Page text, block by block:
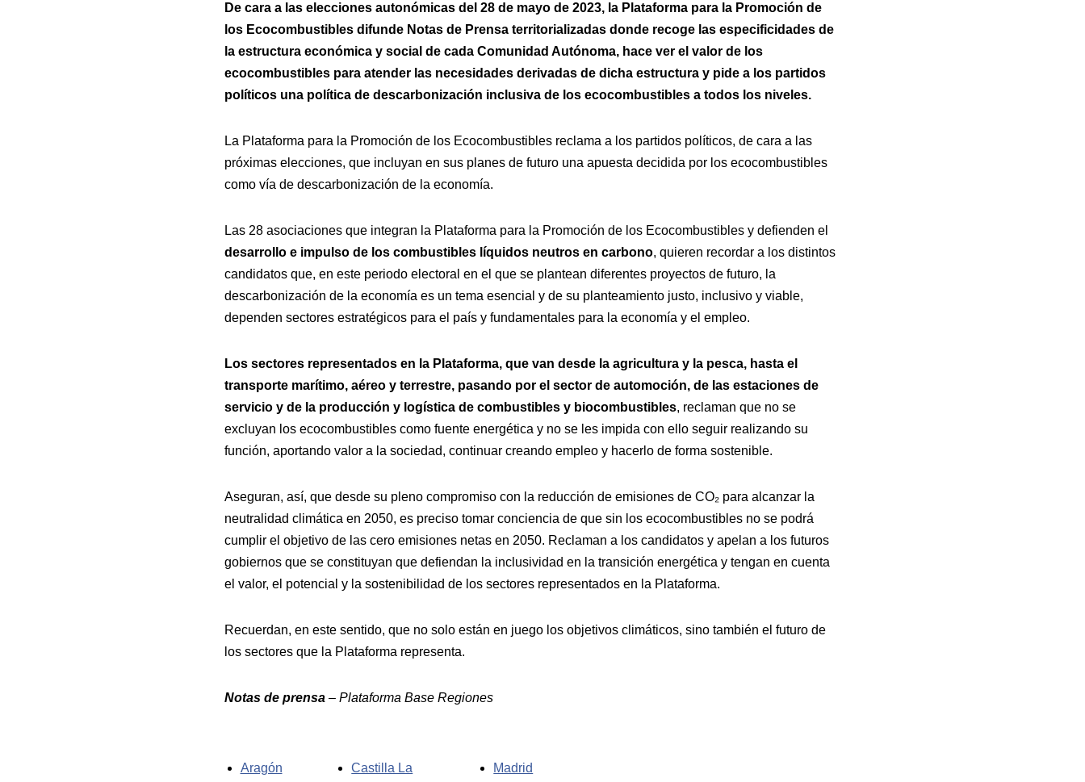
De cara a las elecciones autonómicas del 28 de mayo de 2023, la Plataforma para la Promoción de
los Ecocombustibles difunde Notas de Prensa territorializadas donde recoge las especificidades de
la estructura económica y social de cada Comunidad Autónoma, hace ver el valor de los
ecocombustibles para atender las necesidades derivadas de dicha estructura y pide a los partidos
políticos una política de descarbonización inclusiva de los ecocombustibles a todos los niveles.
La Plataforma para la Promoción de los Ecocombustibles reclama a los partidos políticos, de cara a las
próximas elecciones, que incluyan en sus planes de futuro una apuesta decidida por los ecocombustibles
como vía de descarbonización de la economía.
Las 28 asociaciones que integran la Plataforma para la Promoción de los Ecocombustibles y defienden el
desarrollo e impulso de los combustibles líquidos neutros en carbono, quieren recordar a los distintos
candidatos que, en este periodo electoral en el que se plantean diferentes proyectos de futuro, la
descarbonización de la economía es un tema esencial y de su planteamiento justo, inclusivo y viable,
dependen sectores estratégicos para el país y fundamentales para la economía y el empleo.
Los sectores representados en la Plataforma, que van desde la agricultura y la pesca, hasta el
transporte marítimo, aéreo y terrestre, pasando por el sector de automoción, de las estaciones de
servicio y de la producción y logística de combustibles y biocombustibles, reclaman que no se
excluyan los ecocombustibles como fuente energética y no se les impida con ello seguir realizando su
función, aportando valor a la sociedad, continuar creando empleo y hacerlo de forma sostenible.
Aseguran, así, que desde su pleno compromiso con la reducción de emisiones de CO₂ para alcanzar la
neutralidad climática en 2050, es preciso tomar conciencia de que sin los ecocombustibles no se podrá
cumplir el objetivo de las cero emisiones netas en 2050. Reclaman a los candidatos y apelan a los futuros
gobiernos que se constituyan que defiendan la inclusividad en la transición energética y tengan en cuenta
el valor, el potencial y la sostenibilidad de los sectores representados en la Plataforma.
Recuerdan, en este sentido, que no solo están en juego los objetivos climáticos, sino también el futuro de
los sectores que la Plataforma representa.
Notas de prensa – Plataforma Base Regiones
Aragón
Castilla La
Madrid